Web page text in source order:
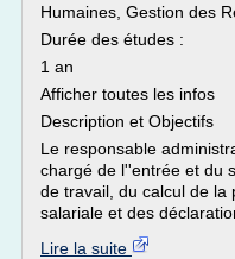
Humaines, Gestion des
Durée des études :
1 an
Afficher toutes les infos
Description et Objectifs
Le responsable
chargé de l''entrée et du
de travail, du calcul de la
salariale et des
Lire la suite